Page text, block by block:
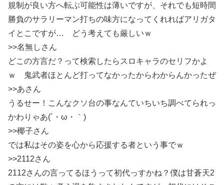
規制が良い方へ転ぶ可能性は薄いですが、それでも短時間
勝負のサラリーマン打ちの味方になってくれればアリガタ
イとこですが… どう考えても厳しいｗ
>>名無しさん
どこの方言だ？って検索したらスロキャラのセリフかよ
ｗ 鬼武者ほとんど打ってなかったからわからんかったぜ
>>あさん
うるせー！こんなクソ台の事なんていちいち調べてられっ
かわりゃあ(´・ω・｀)
>>椰子さん
では私はその姿を心から応援する者という事でｗ
>>2112さん
2112さんの言ってるほうって初代っすかね？僕は甘蒼天2